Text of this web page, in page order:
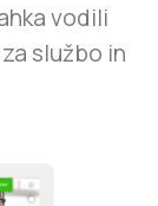
vodili
službo in